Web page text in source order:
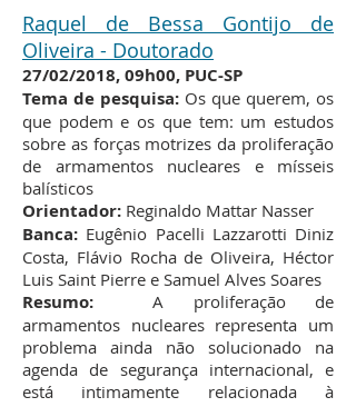
Raquel de Bessa Gontijo de
Oliveira - Doutorado
27/02/2018, 09h00, PUC-SP
Tema de pesquisa: Os que querem, os
que podem e os que tem: um estudos
sobre as forças motrizes da proliferação
de armamentos nucleares e mísseis
balísticos
Orientador: Reginaldo Mattar Nasser
Banca: Eugênio Pacelli Lazzarotti Diniz
Costa, Flávio Rocha de Oliveira, Héctor
Luis Saint Pierre e Samuel Alves Soares
Resumo: A proliferação de
armamentos nucleares representa um
problema ainda não solucionado na
agenda de segurança internacional, e
está intimamente relacionada à